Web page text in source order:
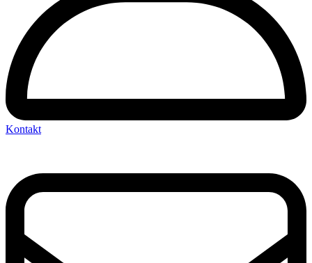
Kontakt